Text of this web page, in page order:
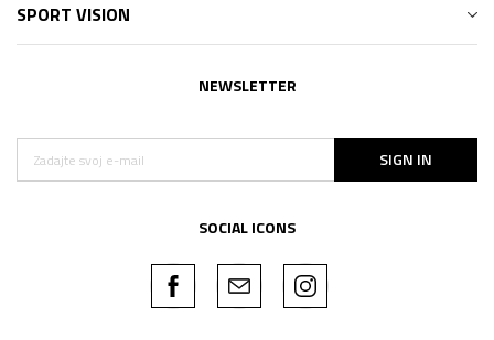
SPORT VISION
NEWSLETTER
SIGN IN
SOCIAL ICONS